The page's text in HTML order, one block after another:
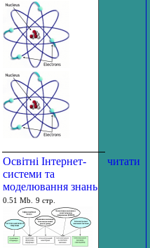
Освітні Інтернет-
системи та
моделювання знань
0.51 Mb. 9 стр.
читати